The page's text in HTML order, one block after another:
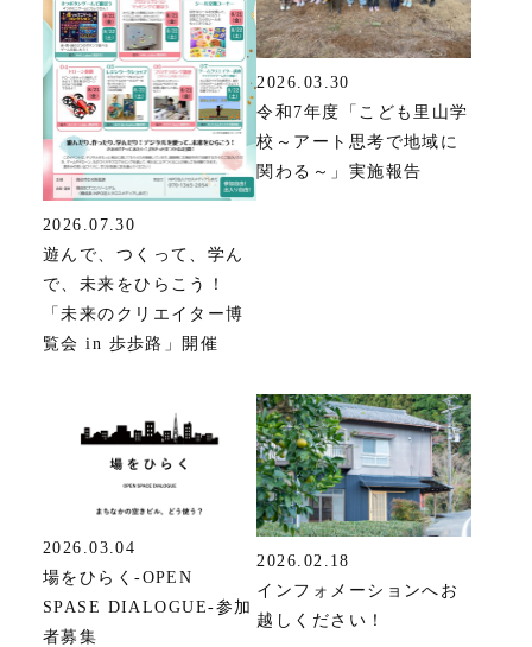
2026.07.30
遊んで、つくって、学ん
で、未来をひらこう！
「未来のクリエイター博
覧会 in 歩歩路」開催
2026.03.30
令和7年度「こども里山学
校～アート思考で地域に
関わる～」実施報告
2026.03.04
場をひらく-OPEN
SPASE DIALOGUE-参加
者募集
2026.02.18
インフォメーションへお
越しください！